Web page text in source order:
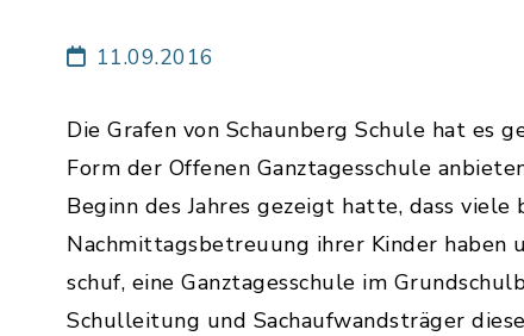
11.09.2016
Die Grafen von Schaunberg Schule hat es
Form der Offenen Ganztagesschule
Beginn des Jahres gezeigt hatte, dass
Nachmittagsbetreuung ihrer Kinder
schuf, eine Ganztagesschule im
Schulleitung und Sachaufwandsträger